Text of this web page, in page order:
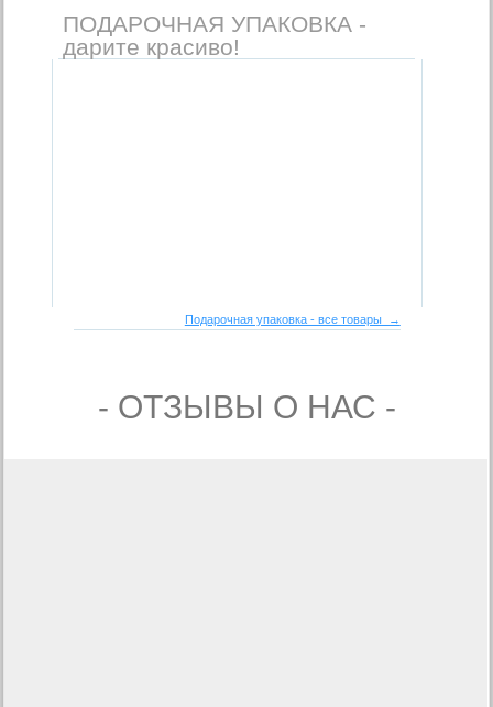
ПОДАРОЧНАЯ УПАКОВКА -
дарите красиво!
Подарочная упаковка - все товары →
- ОТЗЫВЫ О НАС -